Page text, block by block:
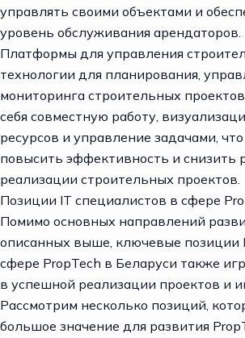
управлять своими объектами и
уровень обслуживания арендаторов.
Платформы для управления
технологии для планирования,
мониторинга строительных
себя совместную работу,
ресурсов и управление задачами,
повысить эффективность и снизить
реализации строительных проектов.
Позиции IT специалистов в сфере
Помимо основных направлений
описанных выше, ключевые позиции
сфере PropTech в Беларуси также
в успешной реализации проектов и
Рассмотрим несколько позиций,
большое значение для развития